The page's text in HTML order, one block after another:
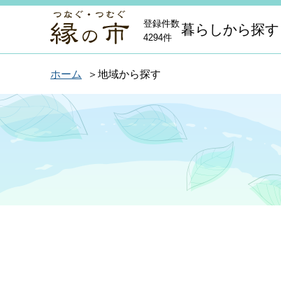
登録件数
4294件
暮らしから探す
ホーム 地域から探す